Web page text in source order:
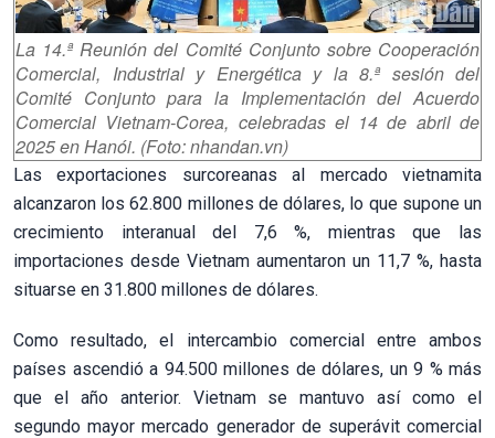
La 14.ª Reunión del Comité Conjunto sobre Cooperación
Comercial, Industrial y Energética y la 8.ª sesión del
Comité Conjunto para la Implementación del Acuerdo
Comercial Vietnam-Corea, celebradas el 14 de abril de
2025 en Hanói. (Foto: nhandan.vn)
Las exportaciones surcoreanas al mercado vietnamita
alcanzaron los 62.800 millones de dólares, lo que supone un
crecimiento interanual del 7,6 %, mientras que las
importaciones desde Vietnam aumentaron un 11,7 %, hasta
situarse en 31.800 millones de dólares.
Como resultado, el intercambio comercial entre ambos
países ascendió a 94.500 millones de dólares, un 9 % más
que el año anterior. Vietnam se mantuvo así como el
segundo mayor mercado generador de superávit comercial